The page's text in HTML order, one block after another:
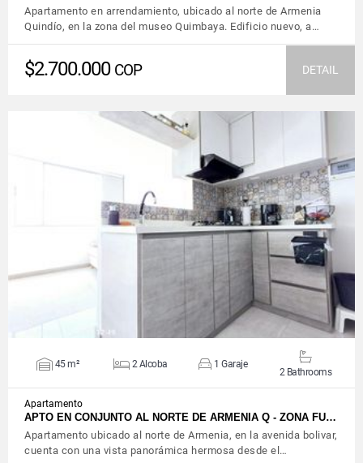
Apartamento en arrendamiento, ubicado al norte de Armenia
Quindío, en la zona del museo Quimbaya. Edificio nuevo, a…
$2.700.000 COP DETAIL
VIEW DETAILS
45 m² 2 Alcoba 1 Garaje
2 Bathrooms
Apartamento
APTO EN CONJUNTO AL NORTE DE ARMENIA Q - ZONA FU…
Apartamento ubicado al norte de Armenia, en la avenida bolivar,
cuenta con una vista panorámica hermosa desde el…